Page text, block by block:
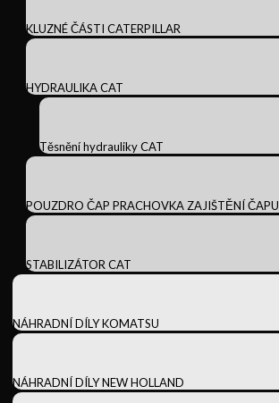
KLUZNÉ ČÁSTI CATERPILLAR
HYDRAULIKA CAT
Těsnění hydrauliky CAT
POUZDRO ČAP PRACHOVKA ZAJIŠTĚNÍ ČAPU
STABILIZÁTOR CAT
NÁHRADNÍ DÍLY KOMATSU
NÁHRADNÍ DÍLY NEW HOLLAND